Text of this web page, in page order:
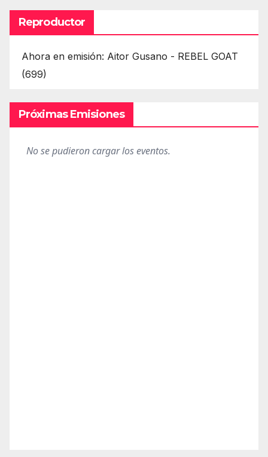
Reproductor
Ahora en emisión: Aitor Gusano - REBEL GOAT
(699)
Próximas Emisiones